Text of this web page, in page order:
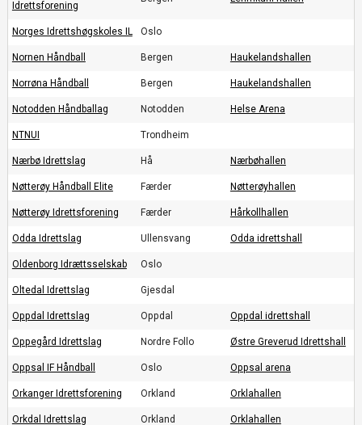
Idrettsforening
Norges Idrettshøgskoles IL Oslo
Nornen Håndball Bergen Haukelandshallen
Norrøna Håndball Bergen Haukelandshallen
Notodden Håndballag Notodden Helse Arena
NTNUI Trondheim
Nærbø Idrettslag Hå Nærbøhallen
Nøtterøy Håndball Elite Færder Nøtterøyhallen
Nøtterøy Idrettsforening Færder Hårkollhallen
Odda Idrettslag Ullensvang Odda idrettshall
Oldenborg Idrættsselskab Oslo
Oltedal Idrettslag Gjesdal
Oppdal Idrettslag Oppdal Oppdal idrettshall
Oppegård Idrettslag Nordre Follo Østre Greverud Idrettshall
Oppsal IF Håndball Oslo Oppsal arena
Orkanger Idrettsforening Orkland Orklahallen
Orkdal Idrettslag Orkland Orklahallen